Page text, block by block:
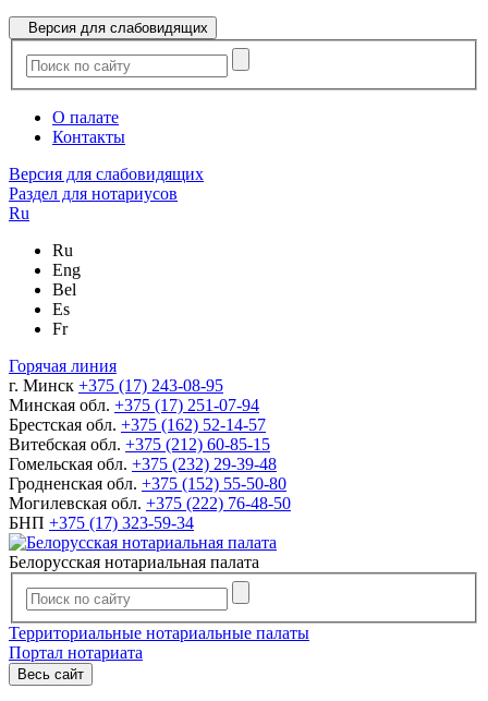
Версия для слабовидящих
О палате
Контакты
Версия для слабовидящих
Раздел для нотариусов
Ru
Ru
Eng
Bel
Es
Fr
Горячая линия
г. Минск +375 (17) 243-08-95
Минская обл. +375 (17) 251-07-94
Брестская обл. +375 (162) 52-14-57
Витебская обл. +375 (212) 60-85-15
Гомельская обл. +375 (232) 29-39-48
Гродненская обл. +375 (152) 55-50-80
Могилевская обл. +375 (222) 76-48-50
БНП +375 (17) 323-59-34
Белорусская нотариальная палата
Территориальные нотариальные палаты
Портал нотариата
Весь сайт